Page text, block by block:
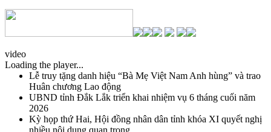
video
Loading the player...
Lễ truy tặng danh hiệu “Bà Mẹ Việt Nam Anh hùng” và trao
Huân chương Lao động
UBND tỉnh Đắk Lắk triển khai nhiệm vụ 6 tháng cuối năm
2026
Kỳ họp thứ Hai, Hội đồng nhân dân tỉnh khóa XI quyết nghị